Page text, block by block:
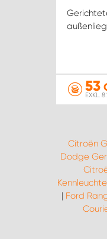
53
EXKL.
Citroën
Dodge
| Ford